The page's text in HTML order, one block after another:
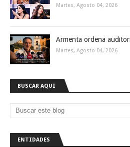
Martes, Agosto 04, 2026
Armenta ordena
Martes, Agosto 04, 2026
BUSCAR AQUÍ
ENTIDADES